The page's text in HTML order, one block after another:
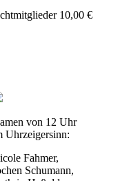
10,00 €
von 12 Uhr
Uhrzeigersinn:
Fahmer,
Schumann,